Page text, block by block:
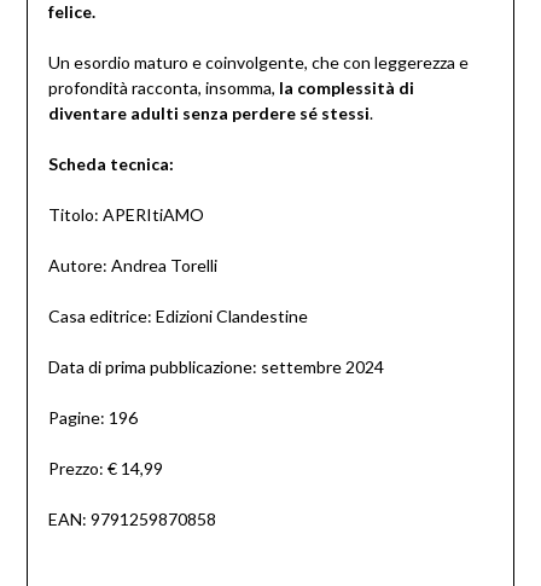
felice.
Un esordio maturo e coinvolgente, che con leggerezza e
profondità racconta, insomma, la complessità di
diventare adulti senza perdere sé stessi.
Scheda tecnica:
Titolo: APERItiAMO
Autore: Andrea Torelli
Casa editrice: Edizioni Clandestine
Data di prima pubblicazione: settembre 2024
Pagine: 196
Prezzo: € 14,99
EAN: 9791259870858